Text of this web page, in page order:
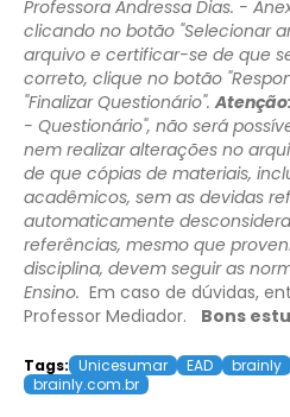
Professora Andressa Dias. -
clicando no botão "Selecionar
arquivo e certificar-se de que
correto, clique no botão
"Finalizar Questionário".Atenção:
- Questionário", não será
nem realizar alterações no
de que cópias de materiais,
acadêmicos, sem as devidas
automaticamente
referências, mesmo que
disciplina, devem seguir as
Ensino. Em caso de dúvidas,
Professor Mediador.
Bons
Tags: Unicesumar EAD brainly
brainly.com.br